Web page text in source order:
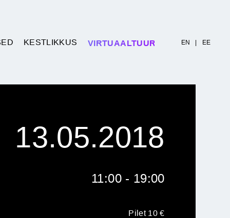
KESTLIKKUS VIRTUAALTUUR EN | EE
13.05.2018
11:00 - 19:00
Pilet 10 €